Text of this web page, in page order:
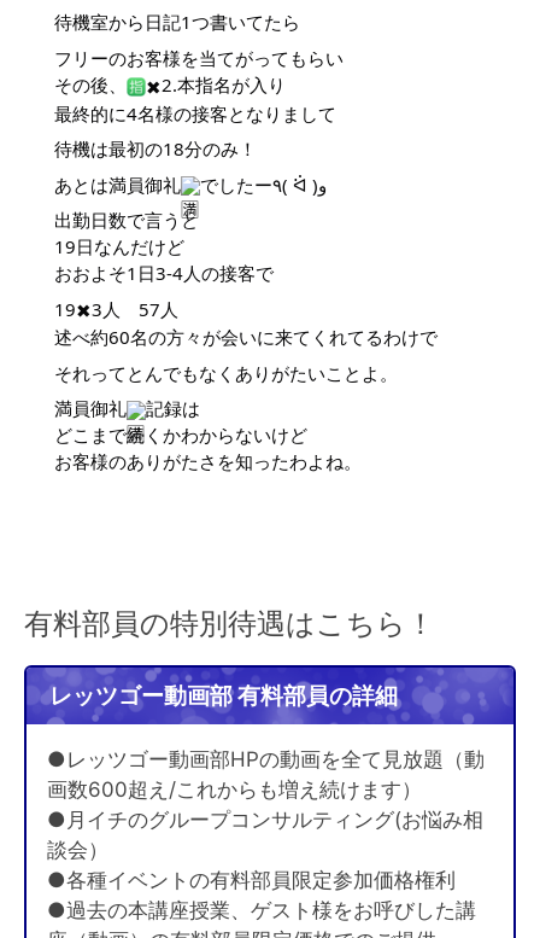
待機室から日記1つ書いてたら
フリーのお客様を当てがってもらい
その後、
✖︎2.本指名が入り
最終的に4名様の接客となりまして
待機は最初の18分のみ！
あとは満員御礼
でしたー٩( ᐛ )و
出勤日数で言うと
19日なんだけど
おおよそ1日3-4人の接客で
19✖︎3人 57人
述べ約60名の方々が会いに来てくれてるわけで
それってとんでもなくありがたいことよ。
満員御礼
記録は
どこまで続くかわからないけど
お客様のありがたさを知ったわよね。
有料部員の特別待遇はこちら！
レッツゴー動画部 有料部員の詳細
●レッツゴー動画部HPの動画を全て見放題（動
画数600超え/これからも増え続けます）
●月イチのグループコンサルティング(お悩み相
談会）
●各種イベントの有料部員限定参加価格権利
●過去の本講座授業、ゲスト様をお呼びした講